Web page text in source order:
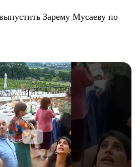
Зарему Мусаеву по